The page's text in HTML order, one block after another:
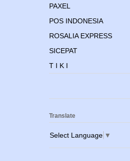
PAXEL
POS INDONESIA
ROSALIA EXPRESS
SICEPAT
T I K I
Translate
Select Language ▼